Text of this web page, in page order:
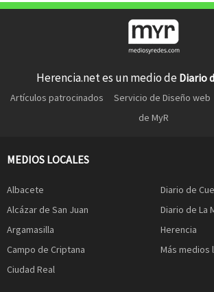
Herencia.net es un medio de Diario
Artículos patrocinados Servicio de Diseño web
de MyR
MEDIOS LOCALES
Albacete
Alcázar de San Juan
Argamasilla
Campo de Criptana
Ciudad Real
Diario de
Diario de La
Herencia
Más medios